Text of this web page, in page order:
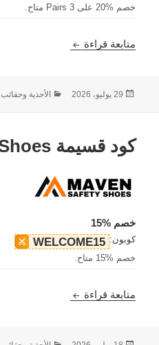
خصم %20 على 3 Pairs متاح.
متابعة قراءة كود خصم Chamaripa – خصم 20%
نُشرت
29 يوليو، 2026 التصنيفات
الأحذية وحقائب
كود قسيمة Maven Safety Shoes
خصم %15
كوبون: WELCOME15
خصم %15 متاح.
متابعة قراءة كود قسيمة Maven Safety Shoes